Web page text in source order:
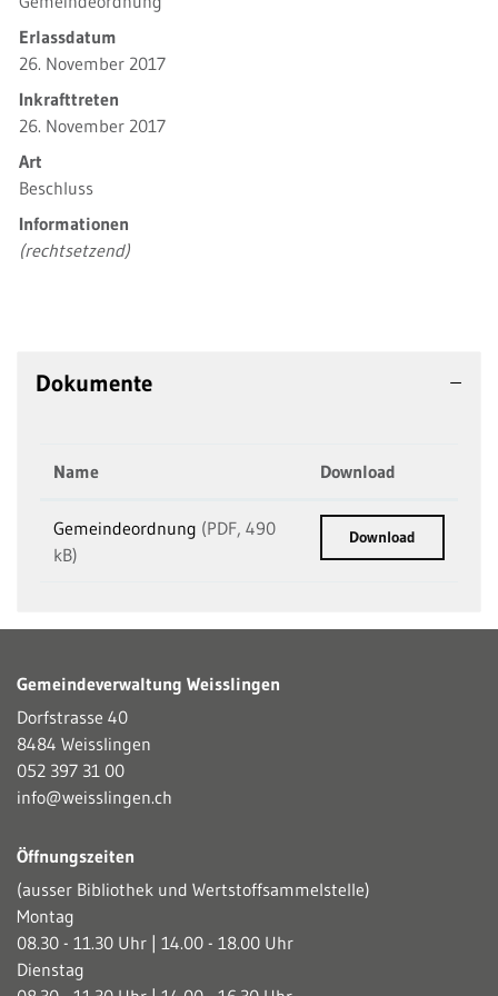
Erlassdatum
26. November 2017
Inkrafttreten
26. November 2017
Art
Beschluss
Informationen
(rechtsetzend)
Dokumente
Name Download
Gemeindeordnung (PDF, 490
kB)
Download
Gemeindeverwaltung Weisslingen
Dorfstrasse 40
8484 Weisslingen
052 397 31 00
info@weisslingen.ch
Öffnungszeiten
(ausser Bibliothek und Wertstoffsammelstelle)
Montag
08.30 - 11.30 Uhr | 14.00 - 18.00 Uhr
Dienstag